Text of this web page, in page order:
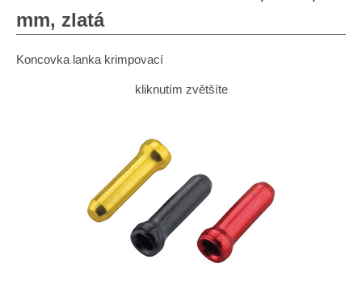
mm, zlatá
Koncovka lanka krimpovací
kliknutím zvětšíte